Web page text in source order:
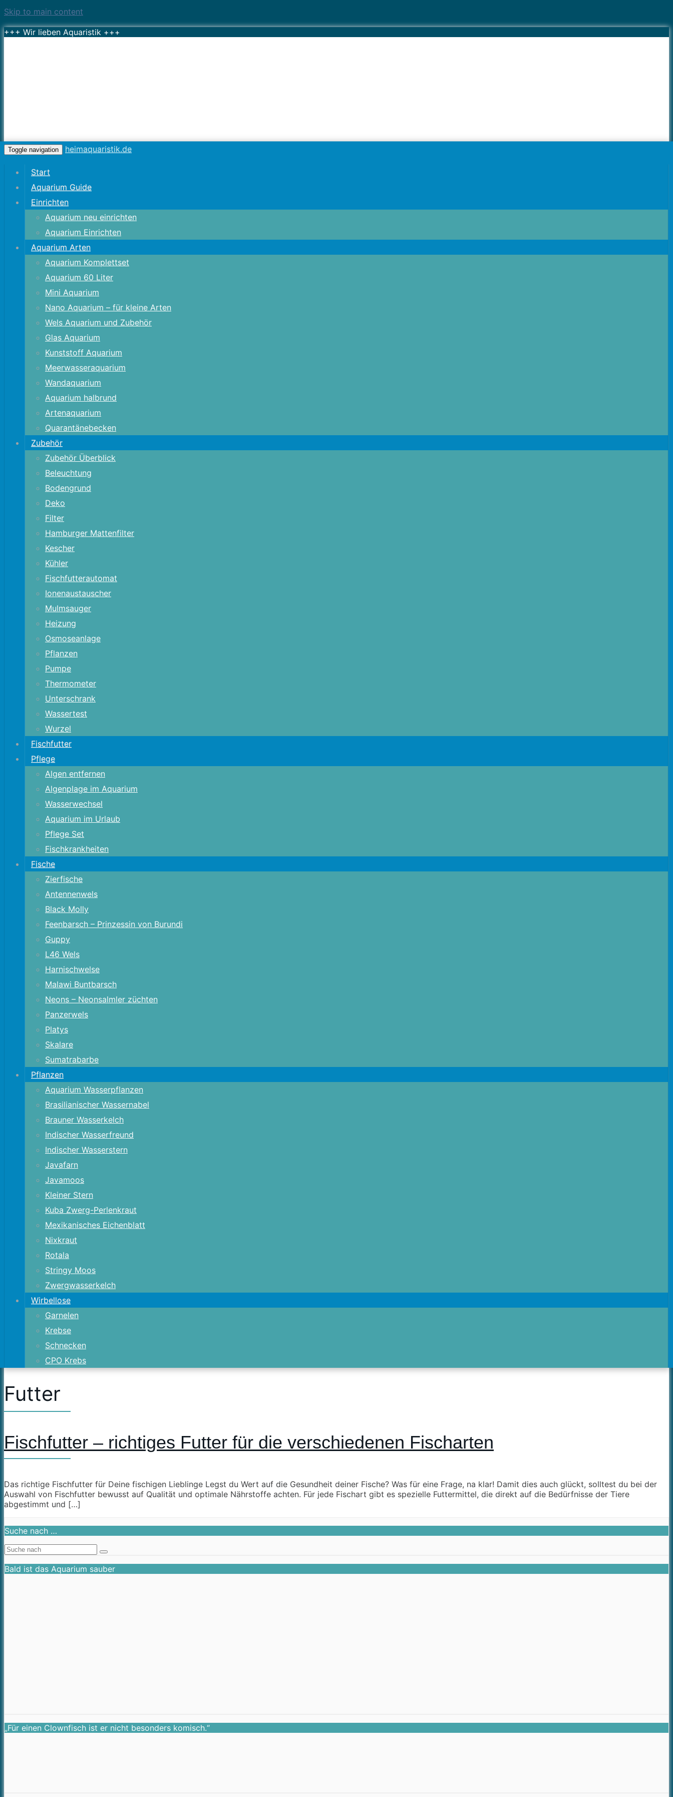
Skip to main content
+++ Wir lieben Aquaristik +++
Toggle navigation heimaquaristik.de
Start
Aquarium Guide
Einrichten
Aquarium neu einrichten
Aquarium Einrichten
Aquarium Arten
Aquarium Komplettset
Aquarium 60 Liter
Mini Aquarium
Nano Aquarium – für kleine Arten
Wels Aquarium und Zubehör
Glas Aquarium
Kunststoff Aquarium
Meerwasseraquarium
Wandaquarium
Aquarium halbrund
Artenaquarium
Quarantänebecken
Zubehör
Zubehör Überblick
Beleuchtung
Bodengrund
Deko
Filter
Hamburger Mattenfilter
Kescher
Kühler
Fischfutterautomat
Ionenaustauscher
Mulmsauger
Heizung
Osmoseanlage
Pflanzen
Pumpe
Thermometer
Unterschrank
Wassertest
Wurzel
Fischfutter
Pflege
Algen entfernen
Algenplage im Aquarium
Wasserwechsel
Aquarium im Urlaub
Pflege Set
Fischkrankheiten
Fische
Zierfische
Antennenwels
Black Molly
Feenbarsch – Prinzessin von Burundi
Guppy
L46 Wels
Harnischwelse
Malawi Buntbarsch
Neons – Neonsalmler züchten
Panzerwels
Platys
Skalare
Sumatrabarbe
Pflanzen
Aquarium Wasserpflanzen
Brasilianischer Wassernabel
Brauner Wasserkelch
Indischer Wasserfreund
Indischer Wasserstern
Javafarn
Javamoos
Kleiner Stern
Kuba Zwerg-Perlenkraut
Mexikanisches Eichenblatt
Nixkraut
Rotala
Stringy Moos
Zwergwasserkelch
Wirbellose
Garnelen
Krebse
Schnecken
CPO Krebs
Futter
Fischfutter – richtiges Futter für die verschiedenen Fischarten
Das richtige Fischfutter für Deine fischigen Lieblinge Legst du Wert auf die Gesundheit deiner Fische? Was für eine Frage, na klar! Damit dies auch glückt, solltest du bei der
Auswahl von Fischfutter bewusst auf Qualität und optimale Nährstoffe achten. Für jede Fischart gibt es spezielle Futtermittel, die direkt auf die Bedürfnisse der Tiere
abgestimmt und […]
Suche nach …
Bald ist das Aquarium sauber
„Für einen Clownfisch ist er nicht besonders komisch.“